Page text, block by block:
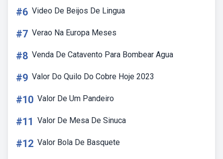
#6 Video De Beijos De Lingua
#7 Verao Na Europa Meses
#8 Venda De Catavento Para Bombear Agua
#9 Valor Do Quilo Do Cobre Hoje 2023
#10 Valor De Um Pandeiro
#11 Valor De Mesa De Sinuca
#12 Valor Bola De Basquete